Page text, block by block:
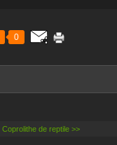
0
Coprolithe de reptile >>